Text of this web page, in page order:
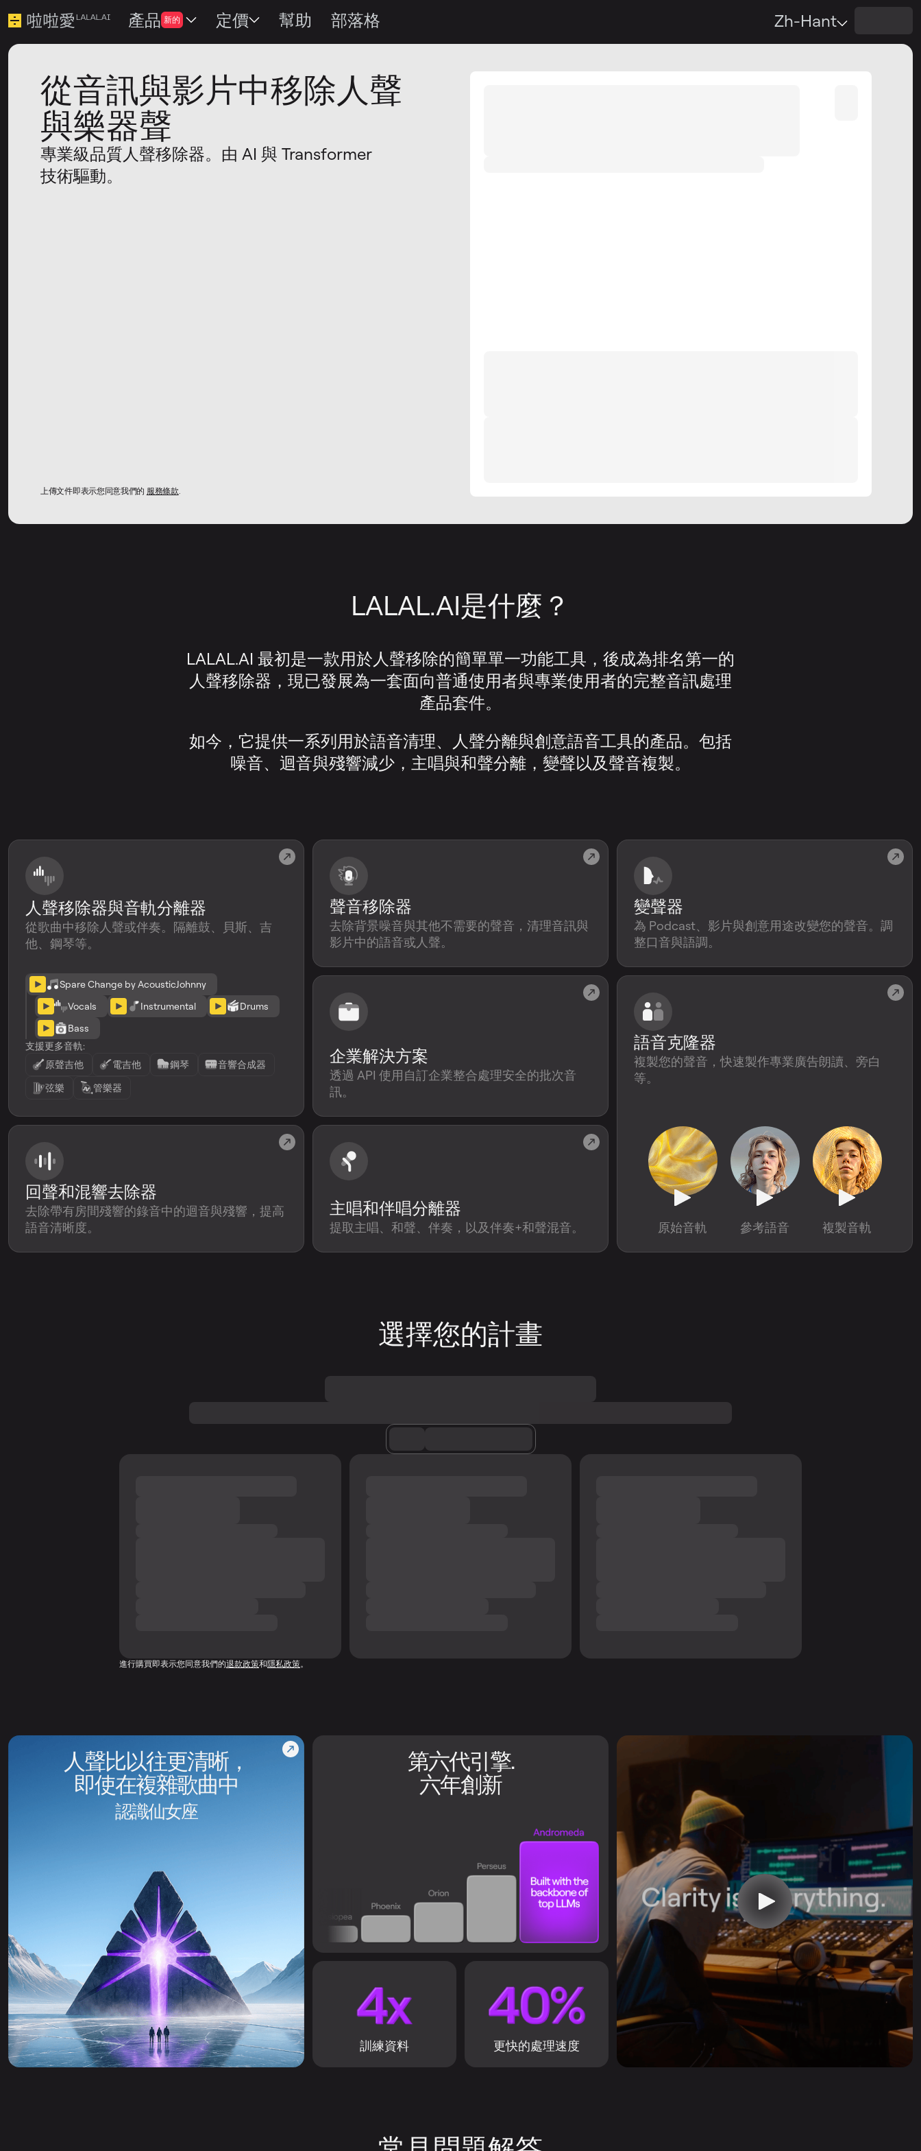
產品 新的 定價 幫助 部落格 Zh-Hant
從音訊與影片中移除人聲
與樂器聲
專業級品質人聲移除器。由 AI 與 Transformer
技術驅動。
上傳文件即表示您同意我們的 服務條款.
LALAL.AI是什麼？
LALAL.AI 最初是一款用於人聲移除的簡單單一功能工具，後成為排名第一的
人聲移除器，現已發展為一套面向普通使用者與專業使用者的完整音訊處理
產品套件。
如今，它提供一系列用於語音清理、人聲分離與創意語音工具的產品。包括
噪音、迴音與殘響減少，主唱與和聲分離，變聲以及聲音複製。
人聲移除器與音軌分離器
從歌曲中移除人聲或伴奏。隔離鼓、貝斯、吉
他、鋼琴等。
Spare Change by AcousticJohnny
Vocals
Instrumental
Drums
Bass
支援更多音軌:
原聲吉他
電吉他 鋼琴
音響合成器
弦樂
管樂器
聲音移除器
去除背景噪音與其他不需要的聲音，清理音訊與
影片中的語音或人聲。
變聲器
為 Podcast、影片與創意用途改變您的聲音。調
整口音與語調。
企業解決方案
透過 API 使用自訂企業整合處理安全的批次音
訊。
語音克隆器
複製您的聲音，快速製作專業廣告朗讀、旁白
等。
原始音軌 參考語音 複製音軌
回聲和混響去除器
去除帶有房間殘響的錄音中的迴音與殘響，提高
語音清晰度。
主唱和伴唱分離器
提取主唱、和聲、伴奏，以及伴奏+和聲混音。
選擇您的計畫
進行購買即表示您同意我們的退款政策和隱私政策。
人聲比以往更清晰，
即使在複雜歌曲中
認識仙女座
第六代引擎.
六年創新
訓練資料 更快的處理速度